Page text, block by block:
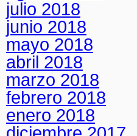
julio 2018
junio 2018
mayo 2018
abril 2018
marzo 2018
febrero 2018
enero 2018